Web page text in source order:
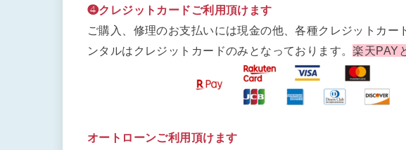
❹クレジットカードご利用頂けます
ご購入、修理のお支払いには現金の他、各種クレジットカー
ンタルはクレジットカードのみとなっております。楽天PAY
オートローンご利用頂けます